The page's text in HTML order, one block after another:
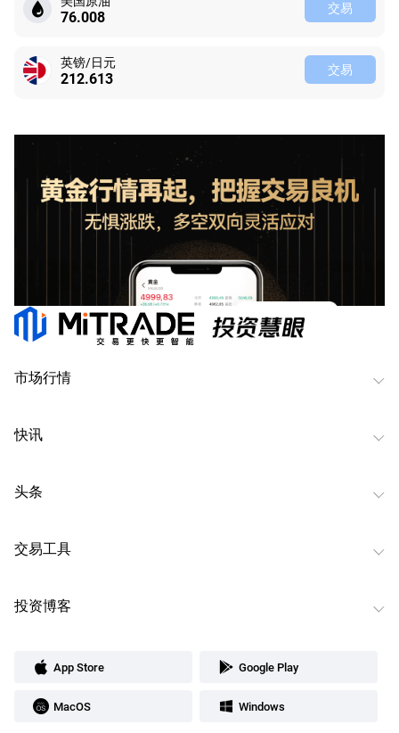
76.008 交易
英镑/日元
212.613 交易
市场行情
快讯
头条
交易工具
投资博客
App Store Google Play
MacOS Windows